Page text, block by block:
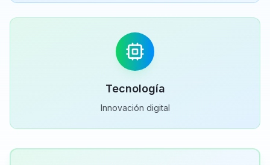
Tecnología
Innovación digital